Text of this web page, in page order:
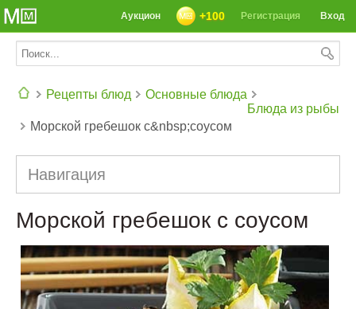
СЕГОДНЯ: 39142 РЕЦЕПТА
Вход
Регистрация
+100
Аукцион
Рецепты блюд
Основные блюда
Блюда из рыбы
Морской гребешок с&nbsp;соусом
Навигация
Морской гребешок с соусом